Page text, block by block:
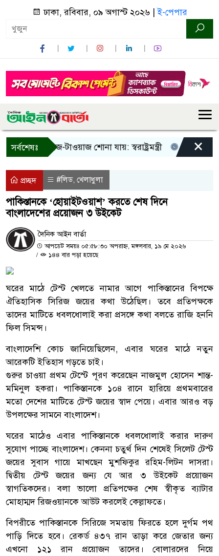
ঢাকা, রবিবার, ০৯ অগাস্ট ২০২৬ |ই-পেপার
সর্বশেষঃ
শুধু আওয়াজ-টাওয়াজ শোনা যায়: স্বরাষ্ট্রমন্ত্রী তিন দিনের
×
প্রচ্ছদ #লিড, খেলাধুলা
পাকিস্তানকে ‘হোয়াইটওয়াশ’ করতে শেষ দিনে
বাংলাদেশের প্রয়োজন ৩ উইকেট
দৈনিক আইন বার্তা
আপডেট সময়ঃ ০৫:৫৮:৩০ অপরাহ্ন, মঙ্গলবার, ১৯ মে ২০২৬
/
১৪৪ বার পড়া হয়েছে
ঘরের মাঠে টেস্ট খেলতে নামার আগে পাকিস্তানের বিপক্ষে
ঐতিহাসিক সিরিজ জয়ের কথা উঠেছিল। তবে প্রতিপক্ষকে
তাদের মাটিতে ধবলধোলাই করা প্রসঙ্গে কথা বলতে রাজি হননি
ফিল সিমন্স।
বাংলাদেশি কোচ জানিয়েছিলেন, এবার ঘরের মাঠে নতুন
আরেকটি ইতিহাস গড়তে চাই।
গুরুর চাওয়া প্রথম টেস্টে পূরণ করেছেন নাজমুল হোসেন শান্ত-
মমিনুল হকরা। পাকিস্তানকে ১০৪ রানে হারিয়ে প্রথমবারের
মতো দেশের মাটিতে টেস্ট জয়ের স্বাদ পেয়ে। এবার আরও বড়
উপলক্ষের সামনে বাংলাদেশ।
ঘরের মাঠেও এবার পাকিস্তানকে ধবলধোলাই করার দারুণ
সুযোগ পাচ্ছে বাংলাদেশ। কেননা চতুর্থ দিন শেষেই সিলেট টেস্ট
জয়ের সুবাস গায়ে মাখছেন মুশফিকুর রহিম-লিটন দাসরা।
দ্বিতীয় টেস্ট জয়ের জন্য যে আর ৩ উইকেট প্রয়োজন
স্বাগতিকদের। বলা ভালো প্রতিপক্ষের শেষ স্বীকৃত ব্যাটার
মোহাম্মদ রিজওয়ানকে আউট করলেই কেল্লাফতে।
বিপরীতে পাকিস্তানকে সিরিজে সমতায় ফিরতে হলে দুর্গম পথ
পাড়ি দিতে হবে। রেকর্ড ৪৩৭ রান তাড়া করে জেতার জন্য
এখনো ১২১ রান প্রয়োজন তাদের। বোলারদের নিয়ে